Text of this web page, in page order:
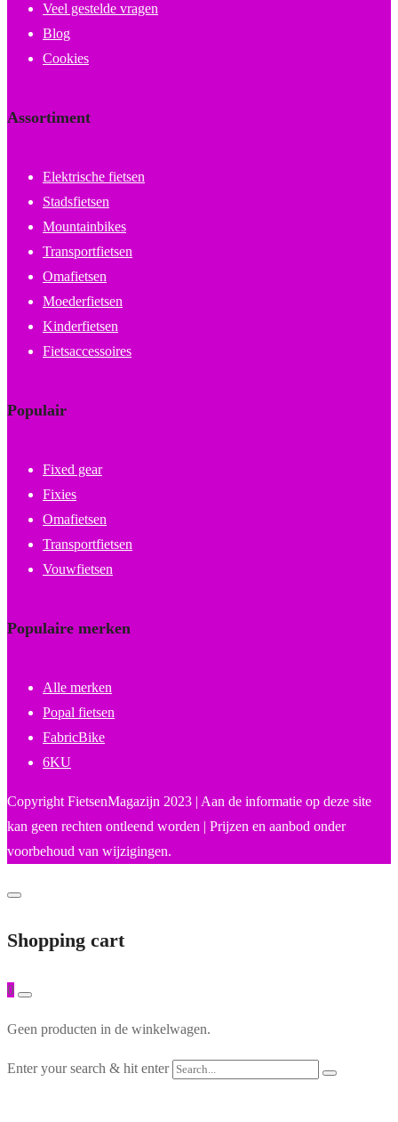
Veel gestelde vragen
Blog
Cookies
Assortiment
Elektrische fietsen
Stadsfietsen
Mountainbikes
Transportfietsen
Omafietsen
Moederfietsen
Kinderfietsen
Fietsaccessoires
Populair
Fixed gear
Fixies
Omafietsen
Transportfietsen
Vouwfietsen
Populaire merken
Alle merken
Popal fietsen
FabricBike
6KU
Copyright FietsenMagazijn 2023 | Aan de informatie op deze site
kan geen rechten ontleend worden | Prijzen en aanbod onder
voorbehoud van wijzigingen.
Shopping cart
0
Geen producten in de winkelwagen.
Enter your search & hit enter